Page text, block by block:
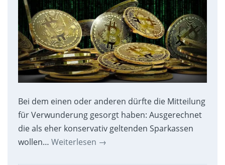
Bei dem einen oder anderen dürfte die Mitteilung
für Verwunderung gesorgt haben: Ausgerechnet
die als eher konservativ geltenden Sparkassen
wollen… Weiterlesen →